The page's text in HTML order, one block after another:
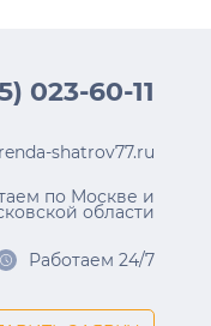
023-60-11
shatrov77.ru
по Москве и
области
Работаем 24/7